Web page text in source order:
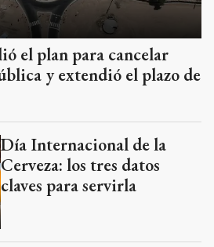
el plan para cancelar
y extendió el plazo de
Día Internacional de la
Cerveza: los tres datos
claves para servirla